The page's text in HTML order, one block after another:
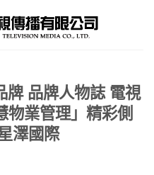
牌 品牌人物誌 電視
物業管理」精彩側
澤國際